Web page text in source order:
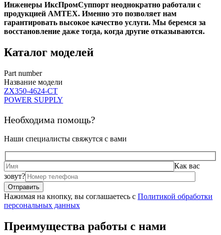
Инженеры ИксПромСуппорт неоднократно работали с
продукцией AMTEX. Именно это позволяет нам
гарантировать высокое качество услуги. Мы беремся за
восстановление даже тогда, когда другие отказываются.
Каталог моделей
Part number
Название модели
ZX350-4624-CT
POWER SUPPLY
Необходима помощь?
Наши специалисты свяжутся с вами
Как вас
зовут?
Нажимая на кнопку, вы соглашаетесь с Политикой обработки
персональных данных
Преимущества работы с нами